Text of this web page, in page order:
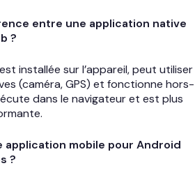
entre une application native
?
installée sur l’appareil, peut utiliser
(caméra, GPS) et fonctionne hors-
dans le navigateur et est plus
mobile pour Android
?